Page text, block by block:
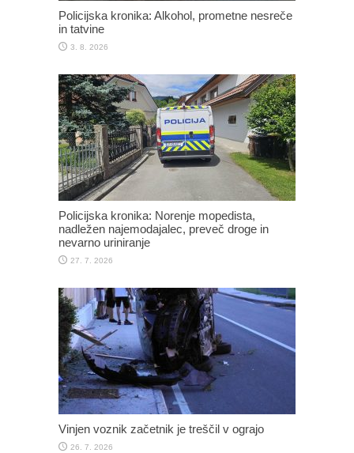
Policijska kronika: Alkohol, prometne nesreče
in tatvine
3. 8. 2026
Policijska kronika: Norenje mopedista,
nadležen najemodajalec, preveč droge in
nevarno uriniranje
27. 7. 2026
Vinjen voznik začetnik je treščil v ograjo
26. 7. 2026